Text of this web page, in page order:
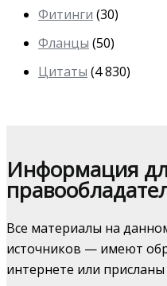
Фитинги (30)
Фланцы (50)
Цитаты (4 830)
Информация
Все материалы на
источников — имеют
интернете или